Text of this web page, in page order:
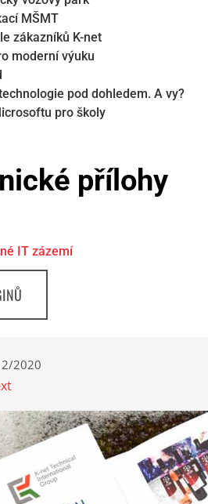
MŠMT
zákazníků K-net
moderní výuku
pod dohledem. A vy?
pro školy
přílohy
IT zázemí
2/2020